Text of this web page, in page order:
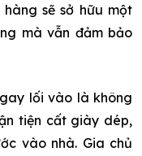
sẽ sở hữu một
mà vẫn đảm bảo
lối vào là không
tiện cất giày dép,
vào nhà. Gia chủ